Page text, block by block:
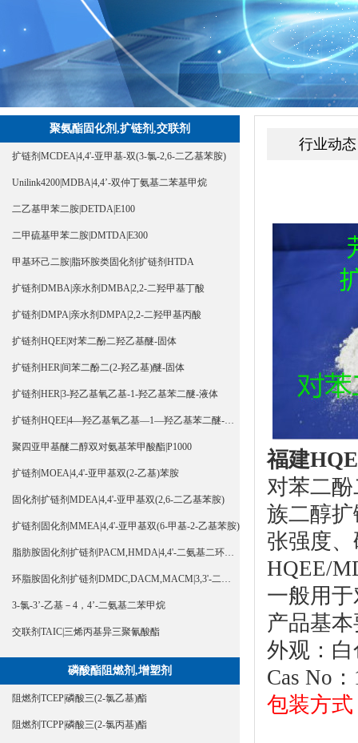
聚氨酯固化剂,扩链剂,交联剂
扩链剂MCDEA|4,4'-亚甲基-双(3-氯-2,6-二乙基苯胺)
Unilink4200|MDBA|4,4’-双仲丁氨基二苯基甲烷
二乙基甲苯二胺|DETDA|E100
二甲硫基甲苯二胺|DMTDA|E300
甲基环己二胺|脂环胺类固化剂扩链剂HTDA
扩链剂DMBA|亲水剂DMBA|2,2-二羟甲基丁酸
扩链剂DMPA|亲水剂DMPA|2,2-二羟甲基丙酸
扩链剂HQEE|对苯二酚二羟乙基醚-固体
扩链剂HER|间苯二酚二(2-羟乙基)醚-固体
扩链剂HER|3-羟乙基氧乙基-1-羟乙基苯二醚-液体
扩链剂HQEE|4—羟乙基氧乙基—1—羟乙基苯二醚-液体
聚四亚甲基醚二醇双对氨基苯甲酸酯|P1000
扩链剂MOEA|4,4'-亚甲基双(2-乙基)苯胺
固化剂扩链剂MDEA|4,4'-亚甲基双(2,6-二乙基苯胺)
扩链剂固化剂MMEA|4,4'-亚甲基双(6-甲基-2-乙基苯胺)
脂肪胺固化剂扩链剂PACM,HMDA|4,4'-二氨基二环己基甲烷
环脂胺固化剂扩链剂DMDC,DACM,MACM|3,3'-二甲基-4,4'-二氨基二环己基甲烷
3-氯-3’-乙基－4，4’-二氨基二苯甲烷
交联剂TAIC|三烯丙基异三聚氰酸酯
磷酸酯阻燃剂,增塑剂
阻燃剂TCEP|磷酸三(2-氯乙基)酯
阻燃剂TCPP|磷酸三(2-氯丙基)酯
行业动态
福建
对苯二
族二醇
张强度
HQEE/
一般用
产品基
外观：
Cas No
包装方